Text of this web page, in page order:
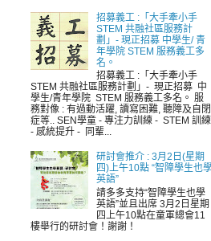
招募義工 :「大手牽小手
STEM 共融社區服務計
劃」- 現正招募 中學生/ 青
年學院 STEM 服務義工多
名。
招募義工 :「大手牽小手
STEM 共融社區服務計劃」- 現正招募 中
學生/青年學院 STEM 服務義工多名。 服
務對像 : 有過動活躍, 讀寫困難, 聽障及自閉
症等.. SEN學童 - 專注力訓練 - STEM 訓練
- 感統提升 - 同輩...
研討會推介 : 3月2日(星期
四)上午10點 “智障學生也
英語”
請多多支持“智障學生也學
英語”並且出席 3月2日星期
四上午10點在童軍總會11
樓舉行的研討會！謝謝！